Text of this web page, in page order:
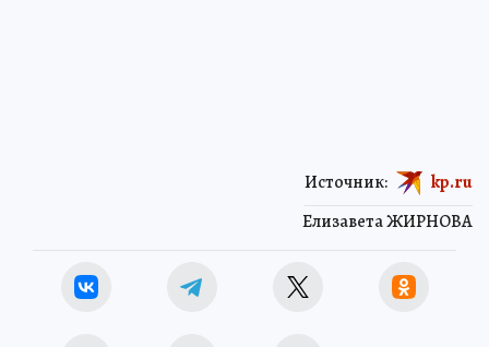
Елизавета ЖИРНОВА
Источник: kp.ru